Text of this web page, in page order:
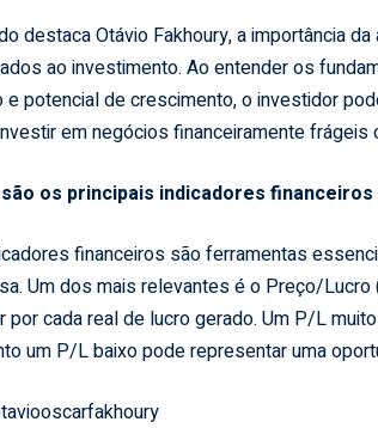
destaca Otávio Fakhoury, a importância
ao investimento. Ao entender os
e potencial de crescimento, o investidor
em negócios financeiramente
os principais indicadores
financeiros são ferramentas
Um dos mais relevantes é o Preço/
por cada real de lucro gerado. Um P/L
um P/L baixo pode representar uma